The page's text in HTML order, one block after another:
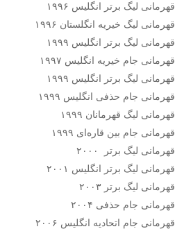
قهرمانی لیگ برتر انگلیس ۱۹۹۶
قهرمانی لیگ خیریه انگلستان ۱۹۹۶
قهرمانی لیگ برتر انگلیس ۱۹۹۹
قهرمانی جام خیریه انگلیس ۱۹۹۷
قهرمانی لیگ برتر انگلیس ۱۹۹۹
قهرمانی جام حذفی انگلیس ۱۹۹۹
قهرمانی لیگ قهرمانان ۱۹۹۹
قهرمانی جام بین قاره‌ای ۱۹۹۹
قهرمانی لیگ برتر ۲۰۰۰
قهرمانی لیگ برتر انگلیس ۲۰۰۱
قهرمانی لیگ برتر ۲۰۰۳
قهرمانی جام حذفی ۲۰۰۴
قهرمانی جام اتحادیه انگلیس ۲۰۰۶